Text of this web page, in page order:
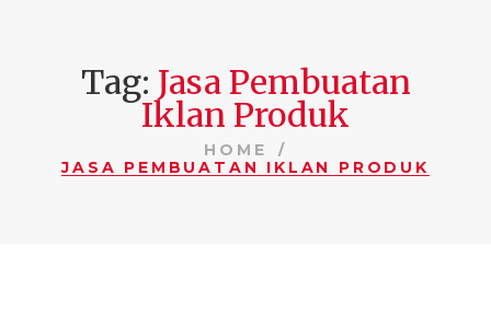
Tag: Jasa Pembuatan
Iklan Produk
HOME
JASA PEMBUATAN IKLAN PRODUK